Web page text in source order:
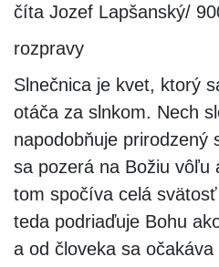
číta Jozef Lapšanský/
rozpravy
Slnečnica je kvet, ktorý
otáča za slnkom. Nech
napodobňuje prirodzený
sa pozerá na Božiu vôľu
tom spočíva celá
teda podriaďuje Bohu
a od človeka sa